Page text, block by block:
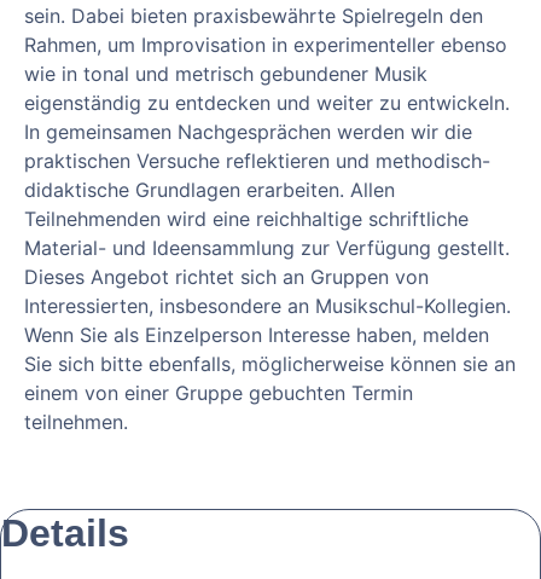
sein. Dabei bieten praxisbewährte Spielregeln den
Rahmen, um Improvisation in experimenteller ebenso
wie in tonal und metrisch gebundener Musik
eigenständig zu entdecken und weiter zu entwickeln.
In gemeinsamen Nachgesprächen werden wir die
praktischen Versuche reflektieren und methodisch-
didaktische Grundlagen erarbeiten. Allen
Teilnehmenden wird eine reichhaltige schriftliche
Material- und Ideensammlung zur Verfügung gestellt.
Dieses Angebot richtet sich an Gruppen von
Interessierten, insbesondere an Musikschul-Kollegien.
Wenn Sie als Einzelperson Interesse haben, melden
Sie sich bitte ebenfalls, möglicherweise können sie an
einem von einer Gruppe gebuchten Termin
teilnehmen.
Details